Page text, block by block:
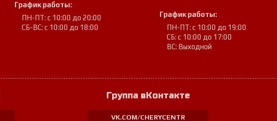
График работы:
ПН-ПТ: с 10:00 до 20:00
СБ-ВС: с 10:00 до 18:00
График работы:
ПН-ПТ: с 10:00 до 19:00
СБ: с 10:00 до 17:00
ВС: Выходной
Группа вКонтакте
VK.COM/CHERYCENTR